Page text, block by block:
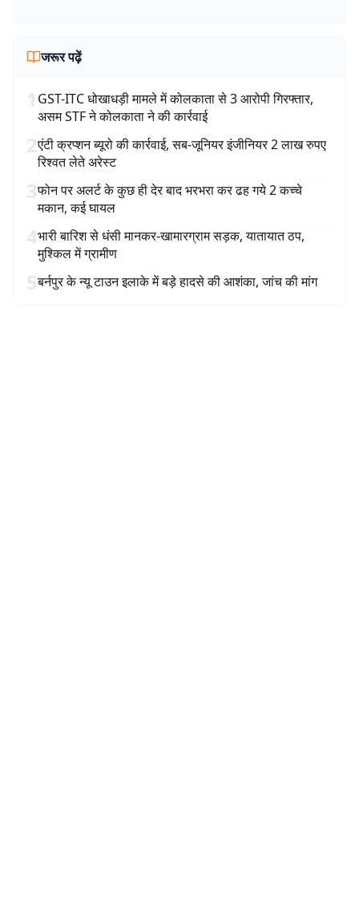
जरूर पढ़ें
1 GST-ITC धोखाधड़ी मामले में कोलकाता से 3 आरोपी गिरफ्तार,
असम STF ने कोलकाता ने की कार्रवाई
2एंटी क्रप्शन ब्यूरो की कार्रवाई, सब-जूनियर इंजीनियर 2 लाख रुपए
रिश्वत लेते अरेस्ट
3फोन पर अलर्ट के कुछ ही देर बाद भरभरा कर ढह गये 2 कच्चे
मकान, कई घायल
4भारी बारिश से धंसी मानकर-खामारग्राम सड़क, यातायात ठप,
मुश्किल में ग्रामीण
5बर्नपुर के न्यू टाउन इलाके में बड़े हादसे की आशंका, जांच की मांग